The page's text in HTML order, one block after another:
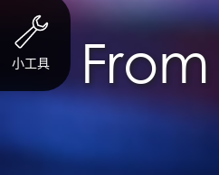
小工具 From